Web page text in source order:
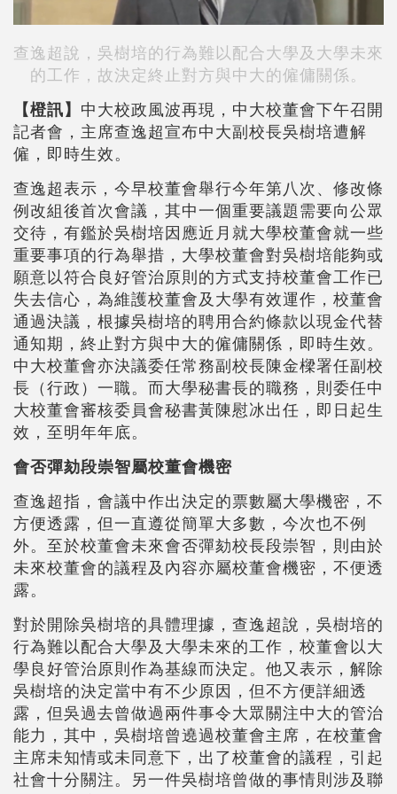
查逸超說，吳樹培的行為難以配合大學及大學未來
的工作，故決定終止對方與中大的僱傭關係。
【橙訊】 中大校政風波再現，中大校董會下午召開
記者會，主席查逸超宣布中大副校長吳樹培遭解
僱，即時生效。
查逸超表示，今早校董會舉行今年第八次、修改條
例改組後首次會議，其中一個重要議題需要向公眾
交待，有鑑於吳樹培因應近月就大學校董會就一些
重要事項的行為舉措，大學校董會對吳樹培能夠或
願意以符合良好管治原則的方式支持校董會工作已
失去信心，為維護校董會及大學有效運作，校董會
通過決議，根據吳樹培的聘用合約條款以現金代替
通知期，終止對方與中大的僱傭關係，即時生效。
中大校董會亦決議委任常務副校長陳金樑署任副校
長（行政）一職。而大學秘書長的職務，則委任中
大校董會審核委員會秘書黃陳慰冰出任，即日起生
效，至明年年底。
會否彈劾段崇智屬校董會機密
查逸超指，會議中作出決定的票數屬大學機密，不
方便透露，但一直遵從簡單大多數，今次也不例
外。至於校董會未來會否彈劾校長段崇智，則由於
未來校董會的議程及內容亦屬校董會機密，不便透
露。
對於開除吳樹培的具體理據，查逸超說，吳樹培的
行為難以配合大學及大學未來的工作，校董會以大
學良好管治原則作為基線而決定。他又表示，解除
吳樹培的決定當中有不少原因，但不方便詳細透
露，但吳過去曾做過兩件事令大眾關注中大的管治
能力，其中，吳樹培曾遶過校董會主席，在校董會
主席未知情或未同意下，出了校董會的議程，引起
社會十分關注。另一件吳樹培曾做的事情則涉及聯